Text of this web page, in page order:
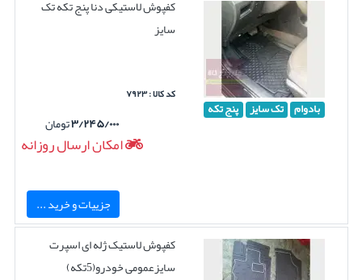
بادوام تک سایز پنج تکه
کفپوش لاستیکی دنا پنج تکه تک
سایز
کد کالا : ۷۹۲۳
۳/۲۴۵/۰۰۰تومان
امکان ارسال روزانه
جزییات و خرید ...
کفپوش لاستیک ژله ای اسپرت
سایزعمومی خودرو(5تکه)